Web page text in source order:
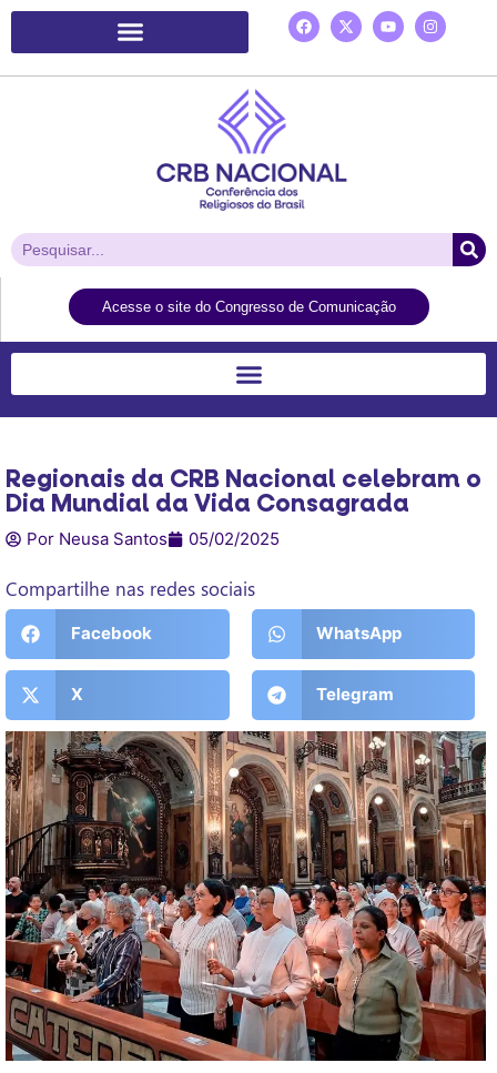
Acesse o site do Congresso de Comunicação
Regionais da CRB Nacional celebram o
Dia Mundial da Vida Consagrada
Por Neusa Santos 05/02/2025
Compartilhe nas redes sociais
Facebook WhatsApp
X Telegram